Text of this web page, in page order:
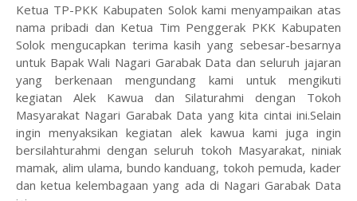
Ketua TP-PKK Kabupaten Solok kami menyampaikan atas
nama pribadi dan Ketua Tim Penggerak PKK Kabupaten
Solok mengucapkan terima kasih yang sebesar-besarnya
untuk Bapak Wali Nagari Garabak Data dan seluruh jajaran
yang berkenaan mengundang kami untuk mengikuti
kegiatan Alek Kawua dan Silaturahmi dengan Tokoh
Masyarakat Nagari Garabak Data yang kita cintai ini.Selain
ingin menyaksikan kegiatan alek kawua kami juga ingin
bersilahturahmi dengan seluruh tokoh Masyarakat, niniak
mamak, alim ulama, bundo kanduang, tokoh pemuda, kader
dan ketua kelembagaan yang ada di Nagari Garabak Data